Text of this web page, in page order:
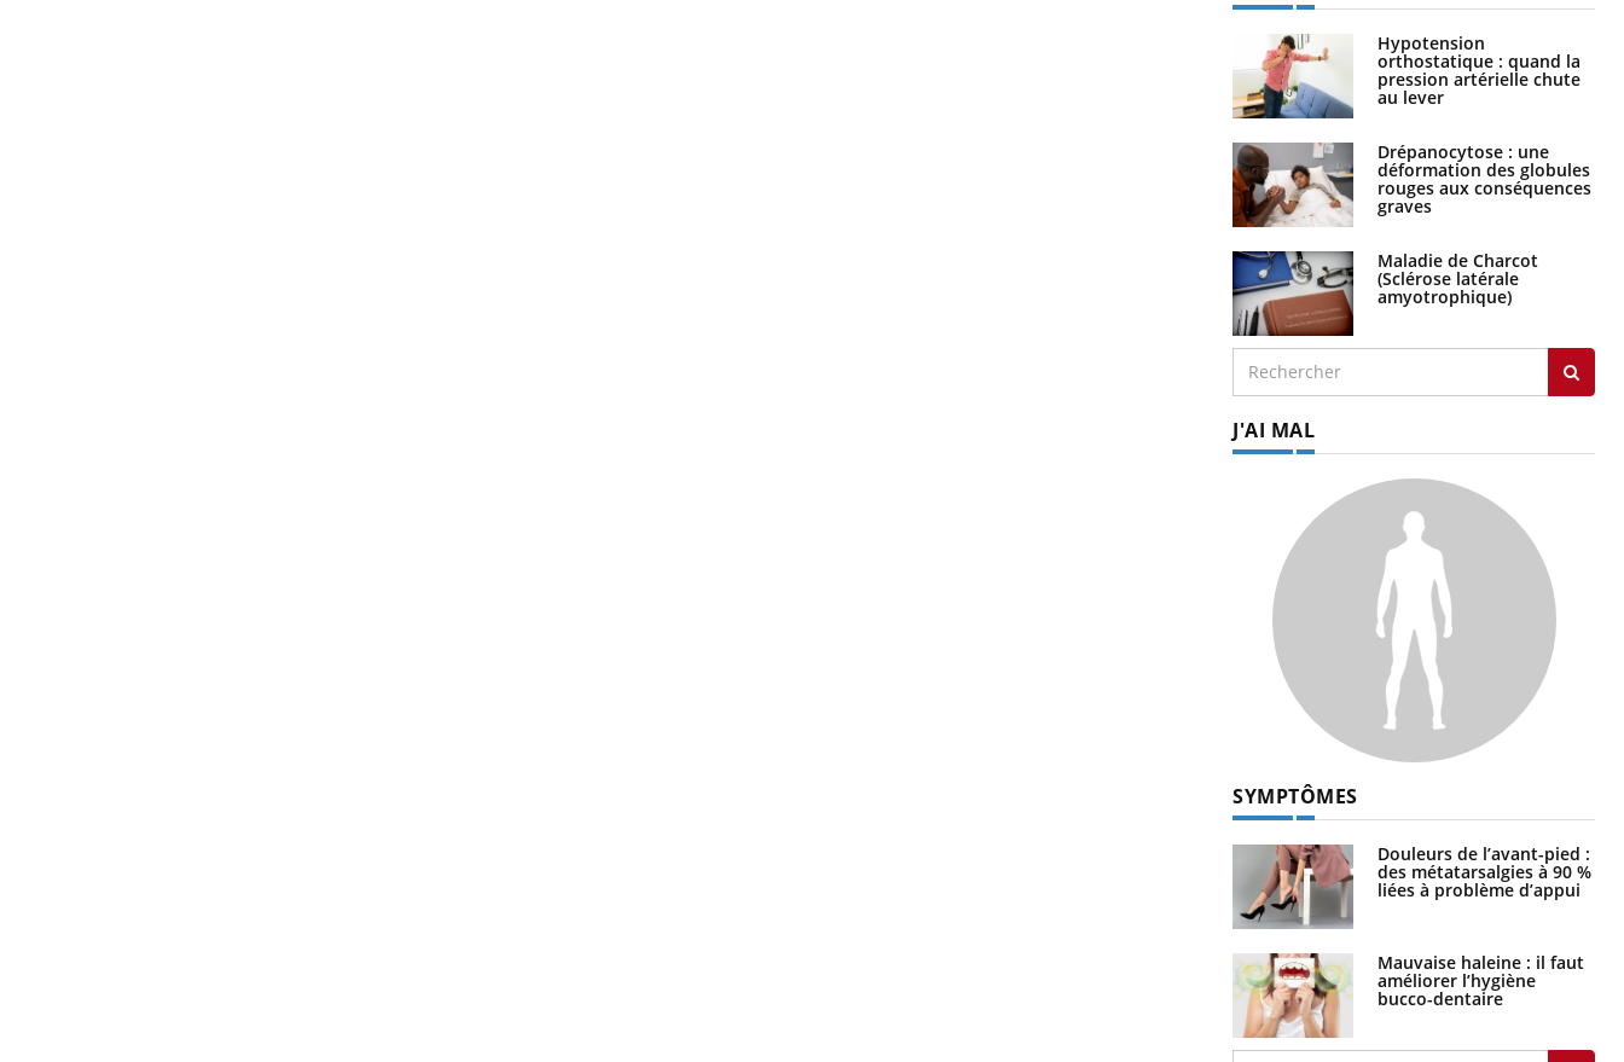
Hypotension
orthostatique : quand la
pression artérielle chute
au lever
Drépanocytose : une
déformation des globules
rouges aux conséquences
graves
Maladie de Charcot
(Sclérose latérale
amyotrophique)
J'AI MAL
SYMPTÔMES
Douleurs de l’avant-pied :
des métatarsalgies à 90 %
liées à problème d’appui
Mauvaise haleine : il faut
améliorer l’hygiène
bucco-dentaire